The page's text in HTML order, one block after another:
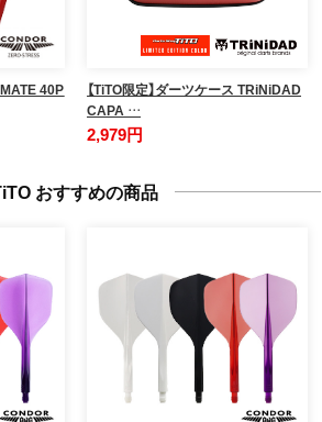
40P
【TiTO限定】ダーツケース TRiNiDAD
CAPA …
2,979円
おすすめの商品